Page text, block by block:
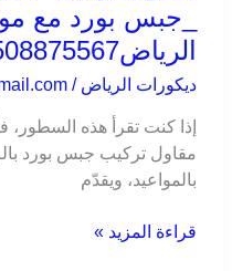
_جبس بورد مع
الرياض0508875567
ديكورات الرياض /
إذا كنت تقرأ هذه السطور،
مقاول تركيب جبس بورد
بالمواعيد، ويقدّم
قراءة المزيد »